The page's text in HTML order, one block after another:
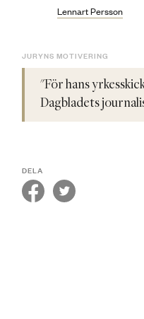
Lennart Persson
JURYNS MOTIVERING
"För hans
Dagbladets
DELA